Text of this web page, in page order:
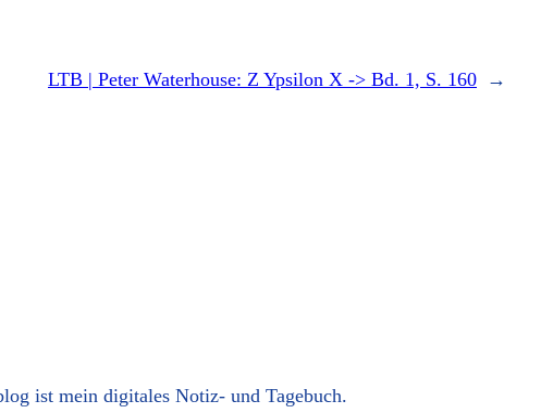
LTB | Peter Waterhouse: Z Ypsilon X -> Bd. 1, S. 160 →
ist mein digitales Notiz- und Tagebuch.